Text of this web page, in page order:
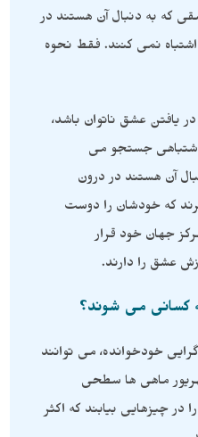
که به دنبال آن هستند در
اشتباه نمی کنند. فقط نحوه
یافتن عشق ناتوان باشد،
جستجو می
آن هستند در درون
که خودشان را دوست
جهان خود قرار
عشق را دارند.
می شوند؟
خودخوانده، می توانند
ماهی ها سطحی
در چیزهایی بیابند که اکثر